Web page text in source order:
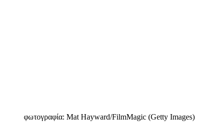
φωτογραφία: Mat Hayward/FilmMagic (Getty Images)